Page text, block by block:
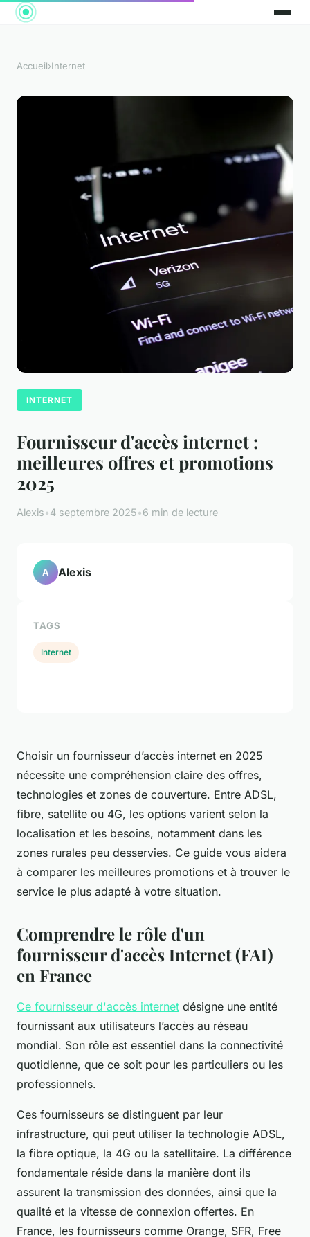
Accueil›Internet
INTERNET
Fournisseur d'accès internet :
meilleures offres et promotions
2025
Alexis•4 septembre 2025•6 min de lecture
Choisir un fournisseur d’accès internet en 2025
nécessite une compréhension claire des offres,
technologies et zones de couverture. Entre ADSL,
fibre, satellite ou 4G, les options varient selon la
localisation et les besoins, notamment dans les
zones rurales peu desservies. Ce guide vous aidera
à comparer les meilleures promotions et à trouver le
service le plus adapté à votre situation.
Comprendre le rôle d'un
fournisseur d'accès Internet (FAI)
en France
Ce fournisseur d'accès internet désigne une entité
fournissant aux utilisateurs l’accès au réseau
mondial. Son rôle est essentiel dans la connectivité
quotidienne, que ce soit pour les particuliers ou les
professionnels.
Ces fournisseurs se distinguent par leur
infrastructure, qui peut utiliser la technologie ADSL,
la fibre optique, la 4G ou la satellitaire. La différence
fondamentale réside dans la manière dont ils
assurent la transmission des données, ainsi que la
qualité et la vitesse de connexion offertes. En
France, les fournisseurs comme Orange, SFR, Free
A Alexis
TAGS
Internet